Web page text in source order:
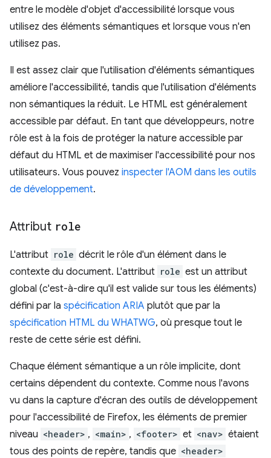
entre le modèle d'objet d'accessibilité lorsque vous
utilisez des éléments sémantiques et lorsque vous n'en
utilisez pas.
Il est assez clair que l'utilisation d'éléments sémantiques
améliore l'accessibilité, tandis que l'utilisation d'éléments
non sémantiques la réduit. Le HTML est généralement
accessible par défaut. En tant que développeurs, notre
rôle est à la fois de protéger la nature accessible par
défaut du HTML et de maximiser l'accessibilité pour nos
utilisateurs. Vous pouvez inspecter l'AOM dans les outils
de développement.
Attribut role
L'attribut role décrit le rôle d'un élément dans le
contexte du document. L'attribut role est un attribut
global (c'est-à-dire qu'il est valide sur tous les éléments)
défini par la spécification ARIA plutôt que par la
spécification HTML du WHATWG, où presque tout le
reste de cette série est défini.
Chaque élément sémantique a un rôle implicite, dont
certains dépendent du contexte. Comme nous l'avons
vu dans la capture d'écran des outils de développement
pour l'accessibilité de Firefox, les éléments de premier
niveau <header> , <main> , <footer> et <nav> étaient
tous des points de repère, tandis que <header>